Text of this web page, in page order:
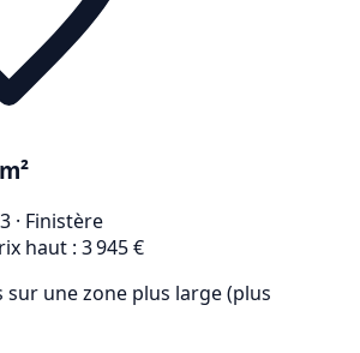
· Finistère
haut : 3 945 €
sur une zone plus large (plus